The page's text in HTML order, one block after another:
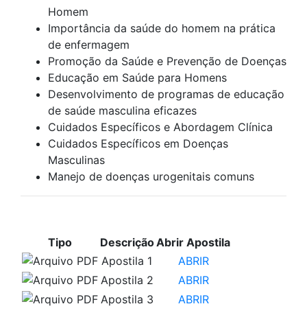
Homem
Importância da saúde do homem na prática
de enfermagem
Promoção da Saúde e Prevenção de Doenças
Educação em Saúde para Homens
Desenvolvimento de programas de educação
de saúde masculina eficazes
Cuidados Específicos e Abordagem Clínica
Cuidados Específicos em Doenças
Masculinas
Manejo de doenças urogenitais comuns
Tipo DescriçãoAbrir Apostila
Apostila 1
ABRIR
Apostila 2
ABRIR
Apostila 3
ABRIR